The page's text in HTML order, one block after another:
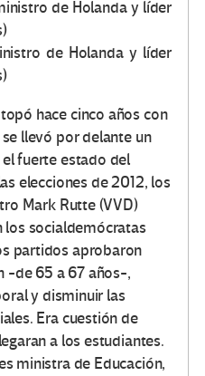
de Holanda y líder
hace cinco años con
llevó por delante un
fuerte estado del
elecciones de 2012, los
Mark Rutte (VVD)
los socialdemócratas
partidos aprobaron
-de 65 a 67 años-,
y disminuir las
Era cuestión de
a los estudiantes.
ministra de Educación,